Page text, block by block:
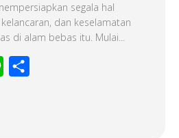
segala hal
dan keselamatan
di alam bebas itu. Mulai...
Line